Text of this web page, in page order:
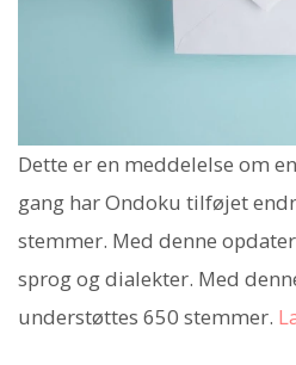
Dette er en meddelelse om
gang har Ondoku tilføjet
stemmer. Med denne
sprog og dialekter. Med
understøttes 650 stemmer.